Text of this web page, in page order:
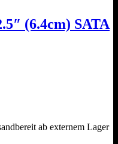
(6.4cm) SATA
ab externem Lager